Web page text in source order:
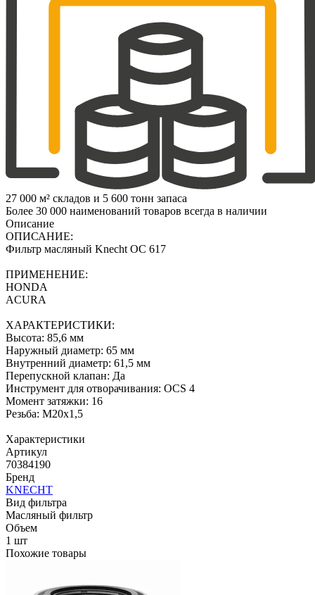
27 000 м² складов и 5 600 тонн запаса
Более 30 000 наименований товаров всегда в наличии
Описание
ОПИСАНИЕ:
Фильтр масляный Knecht OC 617
ПРИМЕНЕНИЕ:
HONDA
ACURA
ХАРАКТЕРИСТИКИ:
Высота: 85,6 мм
Наружный диаметр: 65 мм
Внутренний диаметр: 61,5 мм
Перепускной клапан: Да
Инструмент для отворачивания: OCS 4
Момент затяжки: 16
Резьба: M20x1,5
Характеристики
Артикул
70384190
Бренд
KNECHT
Вид фильтра
Масляный фильтр
Объем
1 шт
Похожие товары